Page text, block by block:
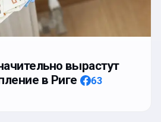
вырастут
в Риге
63